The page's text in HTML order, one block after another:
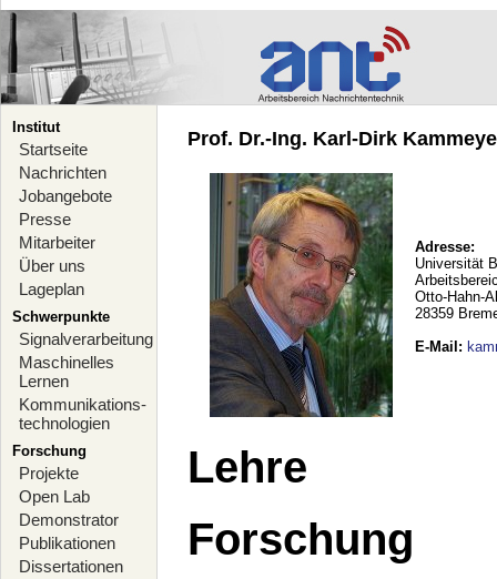
Institut
Startseite
Nachrichten
Jobangebote
Presse
Mitarbeiter
Über uns
Lageplan
Schwerpunkte
Signalverarbeitung
Maschinelles
Lernen
Kommunikations-
technologien
Forschung
Projekte
Open Lab
Demonstrator
Publikationen
Dissertationen
Prof. Dr.-Ing. Karl-Dirk
Adresse:
Universität
Otto-Hahn-
28359
E-Mail :
Lehre
Forschung